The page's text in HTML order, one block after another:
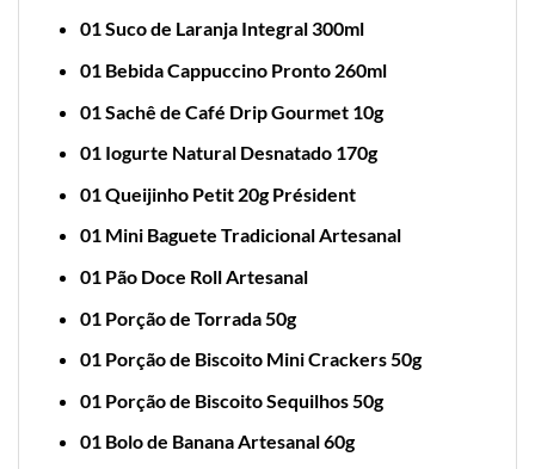
01 Suco de Laranja Integral 300ml
01 Bebida Cappuccino Pronto 260ml
01 Sachê de Café Drip Gourmet 10g
01 Iogurte Natural Desnatado 170g
01 Queijinho Petit 20g Président
01 Mini Baguete Tradicional Artesanal
01 Pão Doce Roll Artesanal
01 Porção de Torrada 50g
01 Porção de Biscoito Mini Crackers 50g
01 Porção de Biscoito Sequilhos 50g
01 Bolo de Banana Artesanal 60g